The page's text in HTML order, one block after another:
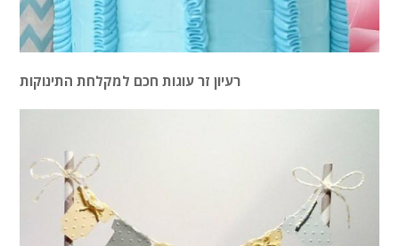
רעיון זר עוגות חכם למקלחת התינוקות